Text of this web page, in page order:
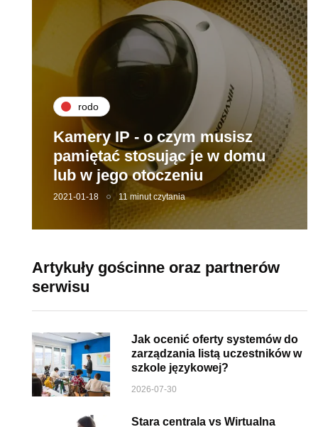
rodo
Kamery IP - o czym musisz
pamiętać stosując je w domu
lub w jego otoczeniu
2021-01-18 11 minut czytania
Artykuły gościnne oraz partnerów
serwisu
Jak ocenić oferty systemów do
zarządzania listą uczestników w
szkole językowej?
2026-07-30
Stara centrala vs Wirtualna